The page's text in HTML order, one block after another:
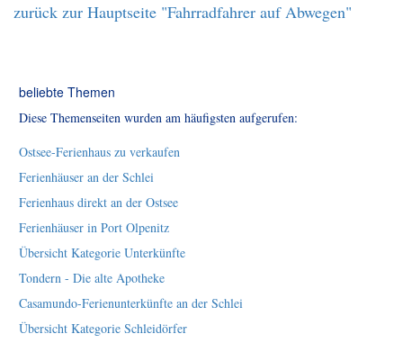
zurück zur Hauptseite "Fahrradfahrer auf Abwegen"
beliebte Themen
Diese Themenseiten wurden am häufigsten aufgerufen:
Ostsee-Ferienhaus zu verkaufen
Ferienhäuser an der Schlei
Ferienhaus direkt an der Ostsee
Ferienhäuser in Port Olpenitz
Übersicht Kategorie Unterkünfte
Tondern - Die alte Apotheke
Casamundo-Ferienunterkünfte an der Schlei
Übersicht Kategorie Schleidörfer